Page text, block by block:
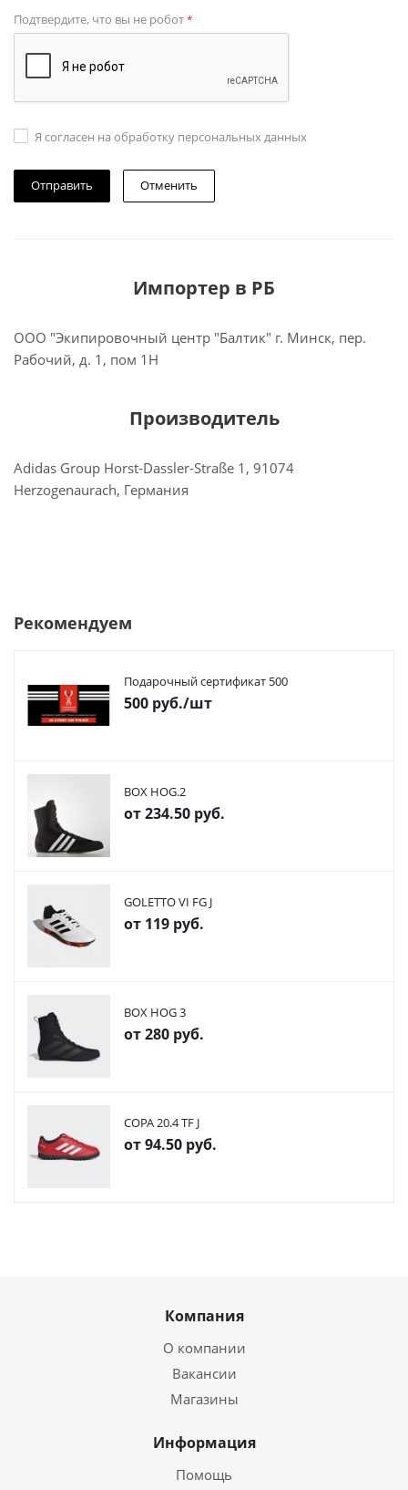
Подтвердите, что вы не робот*
Я согласен на обработку персональных данных
Отменить
Импортер в РБ
ООО "Экипировочный центр "Балтик" г. Минск, пер.
Рабочий, д. 1, пом 1Н
Производитель
Adidas Group Horst-Dassler-Straße 1, 91074
Herzogenaurach, Германия
Рекомендуем
Подарочный сертификат 500
500 руб./шт
BOX HOG.2
от234.50 руб.
GOLETTO VI FG J
от 119 руб.
BOX HOG 3
от280 руб.
COPA 20.4 TF J
от94.50 руб.
Компания
О компании
Вакансии
Магазины
Информация
Помощь